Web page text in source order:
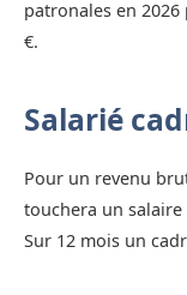
patronales en
€.
Salarié
Pour un revenu
touchera un salaire
Sur 12 mois un